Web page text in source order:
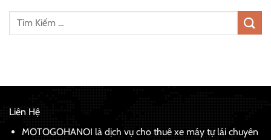
Liên Hệ
MOTOGOHANOI là dịch vụ cho thuê xe máy tự lái chuyên